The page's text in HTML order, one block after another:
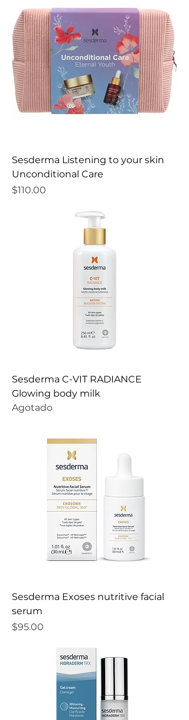
Sesderma Listening to your skin
Unconditional Care
Precio
$110.00
Sesderma C-VIT RADIANCE
Glowing body milk
Agotado
Sesderma Exoses nutritive facial
serum
Precio
$95.00